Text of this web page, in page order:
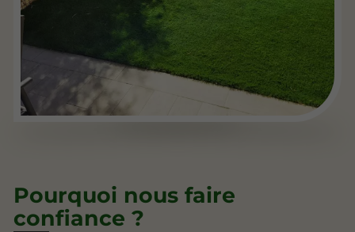
Pourquoi nous faire
confiance ?